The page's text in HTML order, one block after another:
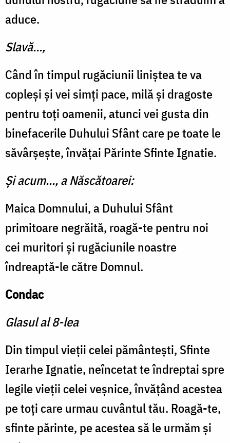
aduce.
Slavă…,
Când în timpul rugăciunii liniștea te va
copleși și vei simți pace, milă și dragoste
pentru toți oamenii, atunci vei gusta din
binefacerile Duhului Sfânt care pe toate le
săvârșește, învățai Părinte Sfinte Ignatie.
Și acum…, a Născătoarei:
Maica Domnului, a Duhului Sfânt
primitoare negrăită, roagă-te pentru noi
cei muritori și rugăciunile noastre
îndreaptă-le către Domnul.
Condac
Glasul al 8-lea
Din timpul vieții celei pământești, Sfinte
Ierarhe Ignatie, neîncetat te îndreptai spre
legile vieții celei veșnice, învățând acestea
pe toți care urmau cuvântul tău. Roagă-te,
sfinte părinte, pe acestea să le urmăm și